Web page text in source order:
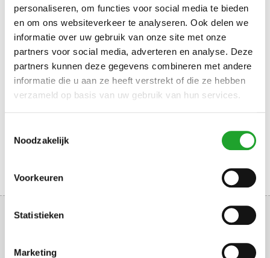
personaliseren, om functies voor social media te bieden
en om ons websiteverkeer te analyseren. Ook delen we
informatie over uw gebruik van onze site met onze
partners voor social media, adverteren en analyse. Deze
partners kunnen deze gegevens combineren met andere
informatie die u aan ze heeft verstrekt of die ze hebben
verzameld op basis van uw gebruik van hun services.
Noodzakelijk
Voorkeuren
Statistieken
Marketing